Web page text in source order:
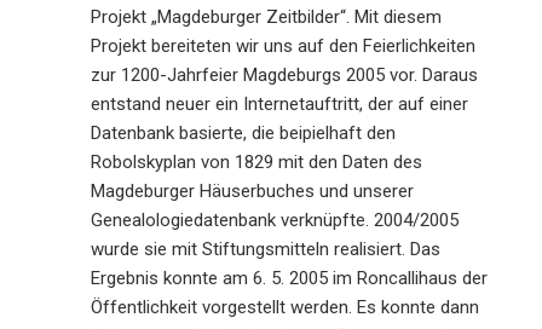
Projekt „Magdeburger Zeitbilder“. Mit diesem
Projekt bereiteten wir uns auf den Feierlichkeiten
zur 1200-Jahrfeier Magdeburgs 2005 vor. Daraus
entstand neuer ein Internetauftritt, der auf einer
Datenbank basierte, die beipielhaft den
Robolskyplan von 1829 mit den Daten des
Magdeburger Häuserbuches und unserer
Genealologiedatenbank verknüpfte. 2004/2005
wurde sie mit Stiftungsmitteln realisiert. Das
Ergebnis konnte am 6. 5. 2005 im Roncallihaus der
Öffentlichkeit vorgestellt werden. Es konnte dann